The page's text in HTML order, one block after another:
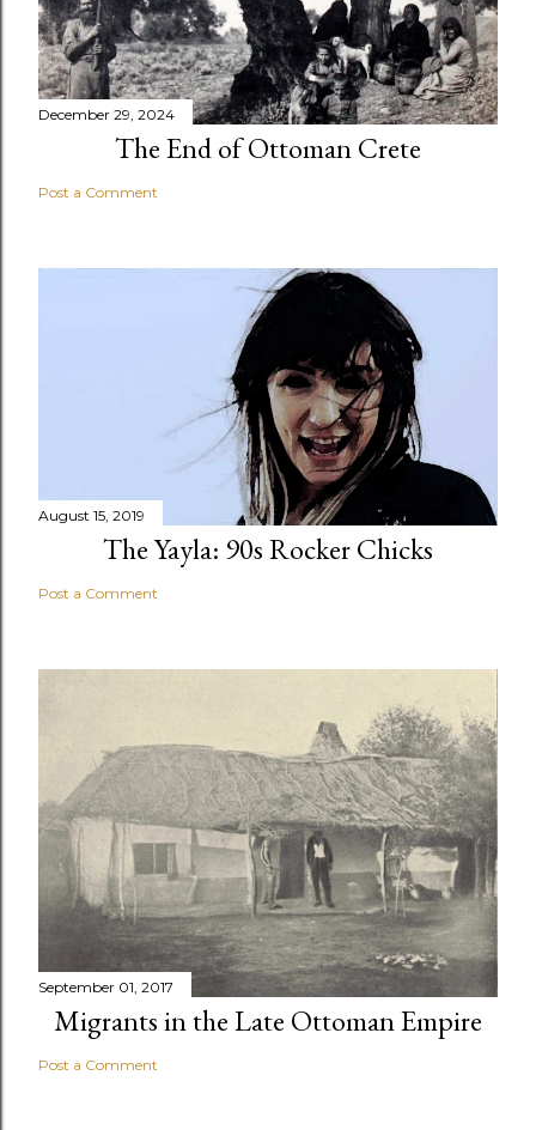
December 29, 2024
The End of Ottoman Crete
Post a Comment
August 15, 2019
The Yayla: 90s Rocker Chicks
Post a Comment
September 01, 2017
Migrants in the Late Ottoman Empire
Post a Comment